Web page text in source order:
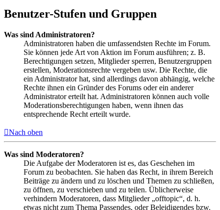
Benutzer-Stufen und Gruppen
Was sind Administratoren?
Administratoren haben die umfassendsten Rechte im Forum.
Sie können jede Art von Aktion im Forum ausführen; z. B.
Berechtigungen setzen, Mitglieder sperren, Benutzergruppen
erstellen, Moderationsrechte vergeben usw. Die Rechte, die
ein Administrator hat, sind allerdings davon abhängig, welche
Rechte ihnen ein Gründer des Forums oder ein anderer
Administrator erteilt hat. Administratoren können auch volle
Moderationsberechtigungen haben, wenn ihnen das
entsprechende Recht erteilt wurde.
Nach oben
Was sind Moderatoren?
Die Aufgabe der Moderatoren ist es, das Geschehen im
Forum zu beobachten. Sie haben das Recht, in ihrem Bereich
Beiträge zu ändern und zu löschen und Themen zu schließen,
zu öffnen, zu verschieben und zu teilen. Üblicherweise
verhindern Moderatoren, dass Mitglieder „offtopic“, d. h.
etwas nicht zum Thema Passendes, oder Beleidigendes bzw.